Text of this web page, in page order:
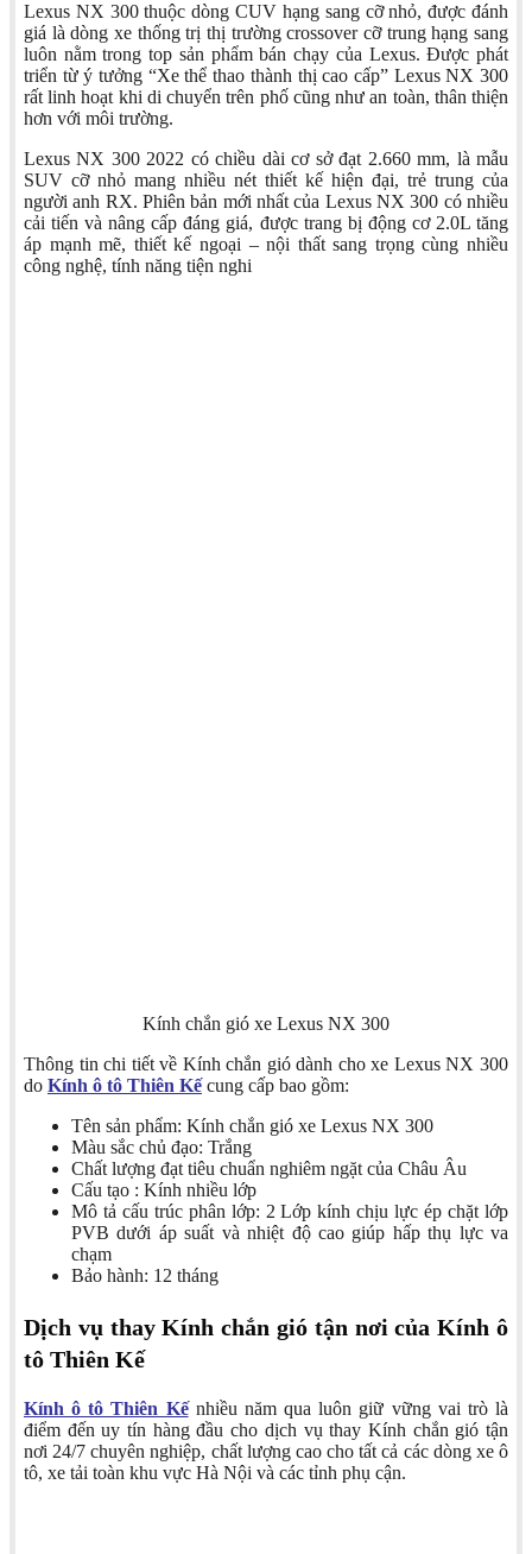
Lexus NX 300 thuộc dòng CUV hạng sang cỡ nhỏ, được đánh
giá là dòng xe thống trị thị trường crossover cỡ trung hạng sang
luôn nằm trong top sản phẩm bán chạy của Lexus. Được phát
triển từ ý tưởng “Xe thể thao thành thị cao cấp” Lexus NX 300
rất linh hoạt khi di chuyển trên phố cũng như an toàn, thân thiện
hơn với môi trường.
Lexus NX 300 2022 có chiều dài cơ sở đạt 2.660 mm, là mẫu
SUV cỡ nhỏ mang nhiều nét thiết kế hiện đại, trẻ trung của
người anh RX. Phiên bản mới nhất của Lexus NX 300 có nhiều
cải tiến và nâng cấp đáng giá, được trang bị động cơ 2.0L tăng
áp mạnh mẽ, thiết kế ngoại – nội thất sang trọng cùng nhiều
công nghệ, tính năng tiện nghi
Kính chắn gió xe Lexus NX 300
Thông tin chi tiết về Kính chắn gió dành cho xe Lexus NX 300
do Kính ô tô Thiên Kếcung cấp bao gồm:
Tên sản phẩm: Kính chắn gió xe Lexus NX 300
Màu sắc chủ đạo: Trắng
Chất lượng đạt tiêu chuẩn nghiêm ngặt của Châu Âu
Cấu tạo : Kính nhiều lớp
Mô tả cấu trúc phân lớp: 2 Lớp kính chịu lực ép chặt lớp
PVB dưới áp suất và nhiệt độ cao giúp hấp thụ lực va
chạm
Bảo hành: 12 tháng
Dịch vụ thay Kính chắn gió tận nơi của Kính ô
tô Thiên Kế
Kính ô tô Thiên Kếnhiều năm qua luôn giữ vững vai trò là
điểm đến uy tín hàng đầu cho dịch vụ thay Kính chắn gió tận
nơi 24/7 chuyên nghiệp, chất lượng cao cho tất cả các dòng xe ô
tô, xe tải toàn khu vực Hà Nội và các tỉnh phụ cận.